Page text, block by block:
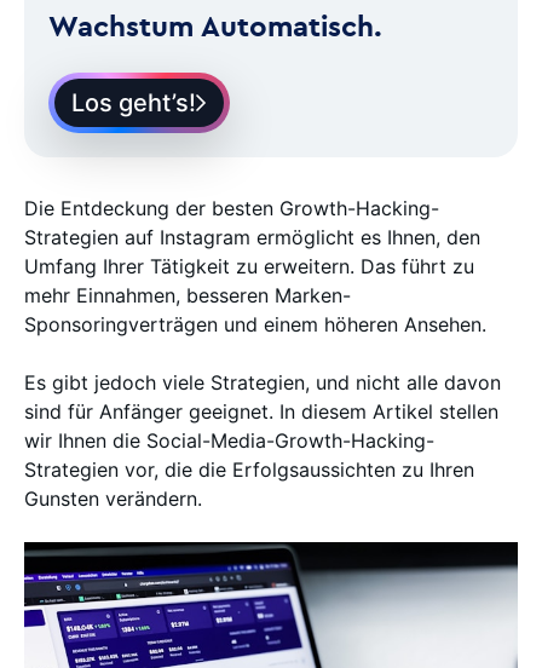
Wachstum Automatisch.
Los geht’s!
Die Entdeckung der besten Growth-Hacking-
Strategien auf Instagram ermöglicht es Ihnen, den
Umfang Ihrer Tätigkeit zu erweitern. Das führt zu
mehr Einnahmen, besseren Marken-
Sponsoringverträgen und einem höheren Ansehen.
Es gibt jedoch viele Strategien, und nicht alle davon
sind für Anfänger geeignet. In diesem Artikel stellen
wir Ihnen die Social-Media-Growth-Hacking-
Strategien vor, die die Erfolgsaussichten zu Ihren
Gunsten verändern.